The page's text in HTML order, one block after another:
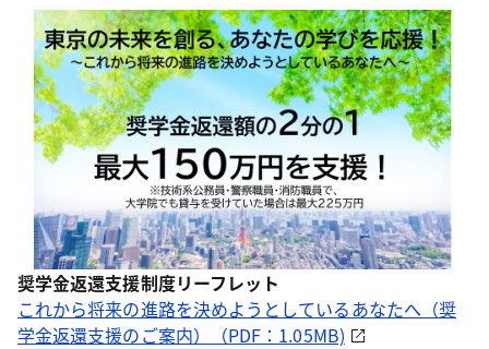
奨学金返還支援制度リーフレット
これから将来の進路を決めようとしているあなたへ（奨
学金返還支援のご案内）（PDF：1.05MB)